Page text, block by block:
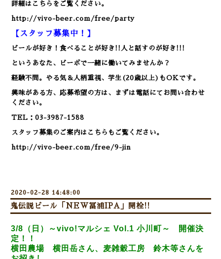
詳細はこちらをご覧ください。
http://vivo-beer.com/free/party
【スタッフ募集中！】
ビールが好き！食べることが好き!!人と話すのが好き!!!
というあなた、ビーボで一緒に働いてみませんか？
経験不問。やる気＆人柄重視、学生(20歳以上)もOKです。
興味がある方、応募希望の方は、まずは電話にてお問い合わせ
ください。
TEL：03-3987-1588
スタッフ募集のご案内はこちらもご覧ください。
http://vivo-beer.com/free/9-jin
2020-02-28 14:48:00
鬼伝説ビール「NEW冨浦IPA」開栓!!
3/8（日）～vivo!マルシェ Vol.1 小川町～
開催決
定！！
横田農場 横田岳さん、麦雑穀工房 鈴木等さんを